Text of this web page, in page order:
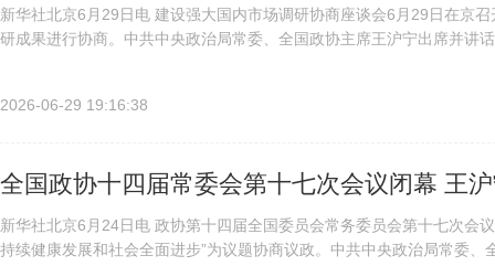
新华社北京6月29日电 建设强大国内市场调研协商座谈会6月29日在京
研成果进行协商。中共中央政治局常委、全国政协主席王沪宁出席并讲
2026-06-29 19:16:38
全国政协十四届常委会第十七次会议闭幕 王
新华社北京6月24日电 政协第十四届全国委员会常务委员会第十七次会
持续健康发展和社会全面进步”为议题协商议政。中共中央政治局常委